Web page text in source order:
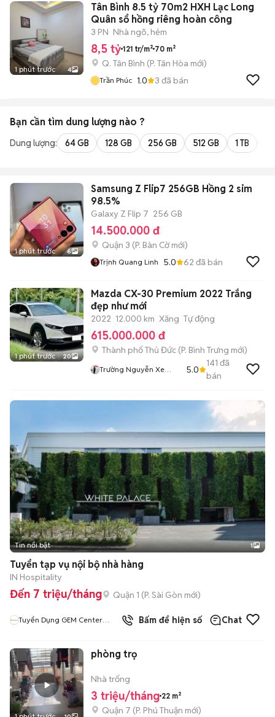
1 phút trước 4
Tân Bình 8.5 tỷ 70m2 HXH Lạc Long
Quân sổ hồng riêng hoàn công
3 PN Nhà ngõ, hẻm
8,5 tỷ 121 tr/m² 70 m²
Q. Tân Bình (P. Tân Hòa mới)
Trần Phúc 1.0 3 đã bán
Bạn cần tìm dung lượng nào ?
Dung lượng: 64 GB 128 GB 256 GB 512 GB 1 TB
1 phút trước 6
Samsung Z Flip7 256GB Hồng 2 sim
98.5%
Galaxy Z Flip 7 256 GB
14.500.000 đ
Quận 3 (P. Bàn Cờmới)
Trịnh Quang Linh 5.0 62 đã bán
1 phút trước 20
Mazda CX-30 Premium 2022 Trắng
đẹp như mới
2022 12.000 km Xăng Tự động
615.000.000 đ
Thành phố Thủ Đức (P. Bình Trưng mới)
Trường Nguyễn Xe
5.0
141 đã
bán
Tin nổi bật 1
Tuyển tạp vụ nội bộ nhà hàng
IN Hospitality
Đến 7 triệu/tháng Quận 1 (P. Sài Gòn mới)
Tuyển Dụng GEM Center
Bấm để hiện số Chat
phòng trọ
Nhà trống
3 triệu/tháng 22 m²
Quận 7 (P. Phú Thuận mới)